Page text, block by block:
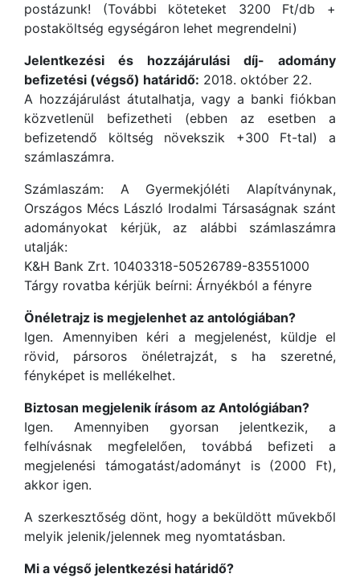
postázunk! (További köteteket 3200 Ft/db +
postaköltség egységáron lehet megrendelni)
Jelentkezési és hozzájárulási díj- adomány
befizetési (végső) határidő: 2018. október 22.
A hozzájárulást átutalhatja, vagy a banki fiókban
közvetlenül befizetheti (ebben az esetben a
befizetendő költség növekszik +300 Ft-tal) a
számlaszámra.
Számlaszám: A Gyermekjóléti Alapítványnak,
Országos Mécs László Irodalmi Társaságnak szánt
adományokat kérjük, az alábbi számlaszámra
utalják:
K&H Bank Zrt. 10403318-50526789-83551000
Tárgy rovatba kérjük beírni: Árnyékból a fényre
Önéletrajz is megjelenhet az antológiában?
Igen. Amennyiben kéri a megjelenést, küldje el
rövid, pársoros önéletrajzát, s ha szeretné,
fényképet is mellékelhet.
Biztosan megjelenik írásom az Antológiában?
Igen. Amennyiben gyorsan jelentkezik, a
felhívásnak megfelelően, továbbá befizeti a
megjelenési támogatást/adományt is (2000 Ft),
akkor igen.
A szerkesztőség dönt, hogy a beküldött művekből
melyik jelenik/jelennek meg nyomtatásban.
Mi a végső jelentkezési határidő?